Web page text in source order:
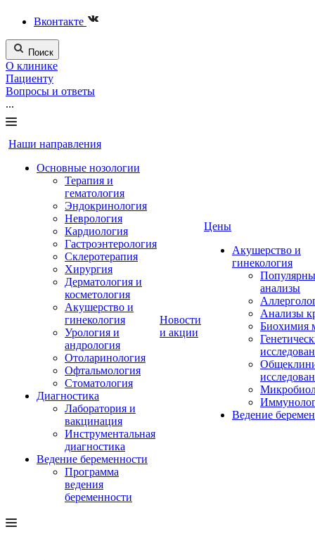
Вконтакте
Поиск
О клинике
Пациенту
Вопросы и ответы
...
Наши направления
Основные нозологии
Терапия и
гематология
Эндокринология
Неврология
Кардиология
Гастроэнтерология
Склеротерапия
Хирургия
Дерматология и
косметология
Акушерство и
гинекология
Урология и
андрология
Отоларинология
Офтальмология
Стоматология
Диагностика
Лаборатория и
вакцинация
Инструментальная
диагностика
Ведение беременности
Программа
ведения
беременности
Новости
и акции
Цены
Акушерство и
гинекология
анализы
Анализы
Биохимия
Ведение